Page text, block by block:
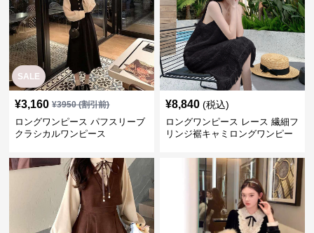
SALE
¥3,160 ¥3950(割引前)
ロングワンピース パフスリーブ
クラシカルワンピース
¥8,840 (税込)
ロングワンピース レース 繊細フ
リンジ裾キャミロングワンピー